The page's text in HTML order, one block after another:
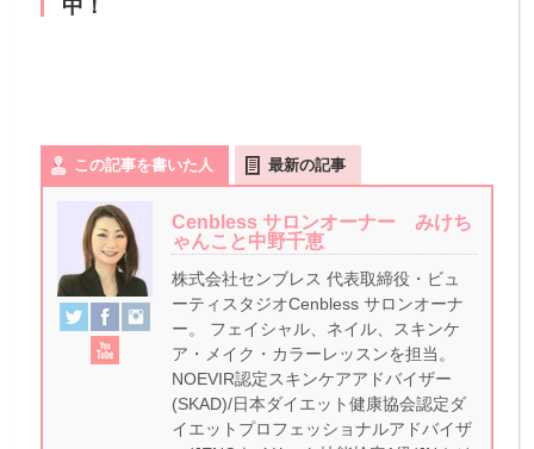
中！
この記事を書いた人 最新の記事
Cenbless サロンオーナー みけち
ゃんこと中野千恵
株式会社センブレス 代表取締役・ビュ
ーティスタジオCenbless サロンオーナ
ー。 フェイシャル、ネイル、スキンケ
ア・メイク・カラーレッスンを担当。
NOEVIR認定スキンケアアドバイザー
(SKAD)/日本ダイエット健康協会認定ダ
イエットプロフェッショナルアドバイザ